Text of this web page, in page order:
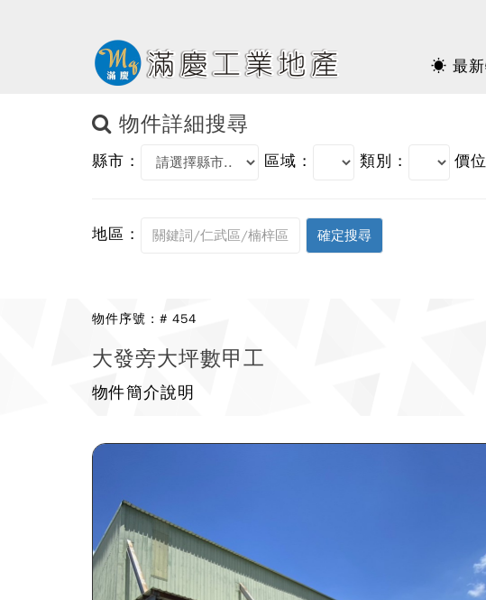
☀ 最新
物件詳細搜尋
縣市 : 區域 : 類別 : 價
地區 :
物件序號 : # 454
大發旁大坪數甲工
物件簡介說明